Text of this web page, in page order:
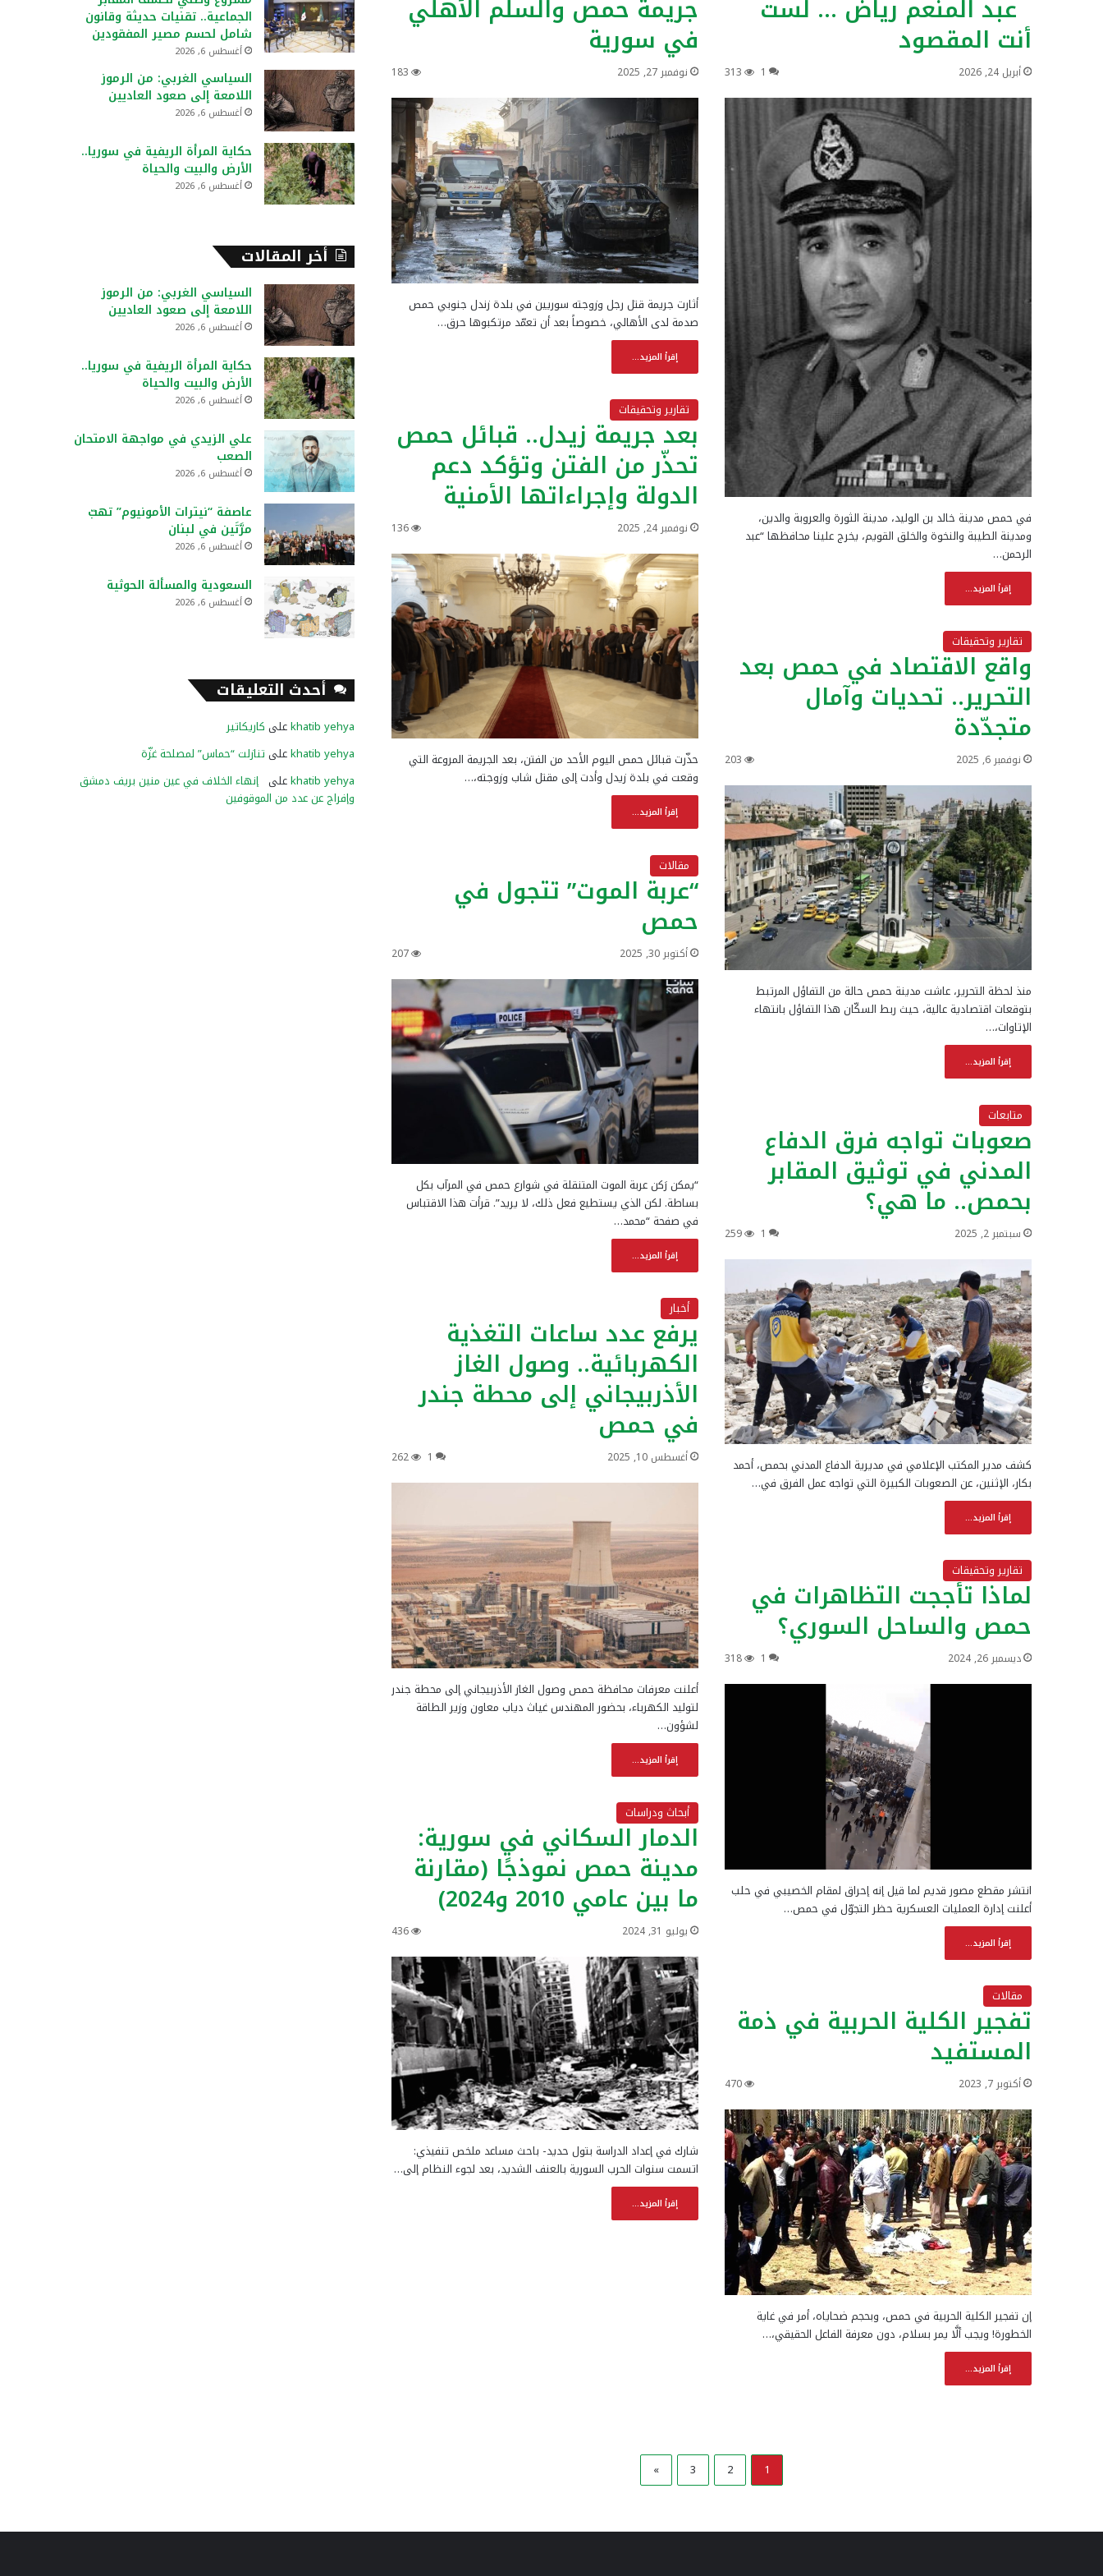
عبد المنعم رياض … لست
أنت المقصود
أبريل 24, 2026 1
313
في حمص مدينة خالد بن الوليد، مدينة الثورة والعروبة والدين،
ومدينة الطيبة والنخوة والخلق القويم، يخرج علينا محافظها “عبد
الرحمن…
إقرأ المزيد...
جريمة حمص والسلم الأهلي
في سورية
نوفمبر 27, 2025 183
أثارت جريمة قتل رجل وزوجته سوريين في بلدة زندل جنوبي حمص
صدمة لدى الأهالي، خصوصاً بعد أن تعمّد مرتكبوها حرق…
إقرأ المزيد...
تقارير وتحقيقات
بعد جريمة زيدل.. قبائل حمص
تحذّر من الفتن وتؤكد دعم
الدولة وإجراءاتها الأمنية
نوفمبر 24, 2025 136
حذّرت قبائل حمص اليوم الأحد من الفتن، بعد الجريمة المروعة التي
وقعت في بلدة زيدل وأدت إلى مقتل شاب وزوجته،…
إقرأ المزيد...
تقارير وتحقيقات
واقع الاقتصاد في حمص بعد
التحرير.. تحديات وآمال
متجدّدة
نوفمبر 6, 2025 203
منذ لحظة التحرير، عاشت مدينة حمص حالة من التفاؤل المرتبط
بتوقعات اقتصادية عالية، حيث ربط السكّان هذا التفاؤل بانتهاء
الإتاوات،…
إقرأ المزيد...
مقالات
“عربة الموت” تتجول في
حمص
أكتوبر 30, 2025 207
“يمكن رَكن عربة الموت المتنقلة في شوارع حمص في المرآب بكل
بساطة. لكن الذي يستطيع فعل ذلك، لا يريد”. قرأت هذا الاقتباس
في صفحة “محمد…
إقرأ المزيد...
متابعات
صعوبات تواجه فرق الدفاع
المدني في توثيق المقابر
بحمص.. ما هي؟
سبتمبر 2, 2025 1
259
كشف مدير المكتب الإعلامي في مديرية الدفاع المدني بحمص، أحمد
بكار، الإثنين، عن الصعوبات الكبيرة التي تواجه عمل الفرق في…
إقرأ المزيد...
أخبار
يرفع عدد ساعات التغذية
الكهربائية.. وصول الغاز
الأذربيجاني إلى محطة جندر
في حمص
أغسطس 10, 2025 1
262
أعلنت معرفات محافظة حمص وصول الغاز الأذربيجاني إلى محطة جندر
لتوليد الكهرباء، بحضور المهندس غياث دياب معاون وزير الطاقة
لشؤون…
إقرأ المزيد...
تقارير وتحقيقات
لماذا تأججت التظاهرات في
حمص والساحل السوري؟
ديسمبر 26, 2024 1
318
انتشر مقطع مصور قديم لما قيل إنه إحراق لمقام الخصيبي في حلب
أعلنت إدارة العمليات العسكرية حظر التجوّل في حمص…
إقرأ المزيد...
أبحاث ودراسات
الدمار السكاني في سورية:
مدينة حمص نموذجًا (مقارنة
ما بين عامي 2010 و2024)
يوليو 31, 2024 436
شارك في إعداد الدراسة بتول حديد- باحث مساعد ملخص تنفيذي:
اتسمت سنوات الحرب السورية بالعنف الشديد، بعد لجوء النظام إلى…
إقرأ المزيد...
مقالات
تفجير الكلية الحربية في ذمة
المستفيد
أكتوبر 7, 2023 470
إن تفجير الكلية الحربية في حمص، وبحجم ضحاياه، أمر في غاية
الخطورة! ويجب ألَّا يمر بسلام، دون معرفة الفاعل الحقيقي،…
إقرأ المزيد...
1
2
3
»
:
الجماعية.. تقنيات حديثة وقانون
شامل لحسم مصير المفقودين
أغسطس 6, 2026
السياسي الغربي: من الرموز
اللامعة إلى صعود العاديين
أغسطس 6, 2026
حكاية المرأة الريفية في سوريا..
الأرض والبيت والحياة
أغسطس 6, 2026
أخر المقالات
السياسي الغربي: من الرموز
اللامعة إلى صعود العاديين
أغسطس 6, 2026
حكاية المرأة الريفية في سوريا..
الأرض والبيت والحياة
أغسطس 6, 2026
علي الزيدي في مواجهة الامتحان
الصعب
أغسطس 6, 2026
عاصفة “نيترات الأمونيوم” تهبّ
مرَّتَين في لبنان
أغسطس 6, 2026
السعودية والمسألة الحوثية
أغسطس 6, 2026
أحدث التعليقات
khatib yehyaعلى كاريكاتير
khatib yehyaعلى تنازلت “حماس” لمصلحة غزّة
khatib yehyaعلى إنهاء الخلاف في عين منين بريف دمشق
وإفراج عن عدد من الموقوفين